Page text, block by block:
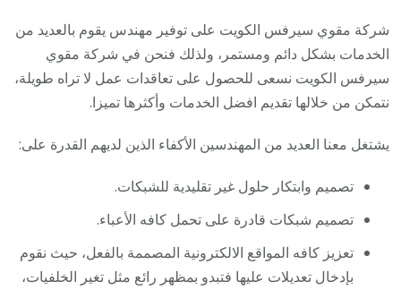
شركة مقوي سيرفس الكويت على توفير مهندس يقوم بالعديد من
الخدمات بشكل دائم ومستمر، ولذلك فنحن في شركة مقوي
سيرفس الكويت نسعى للحصول على تعاقدات عمل لا تراه طويلة،
نتمكن من خلالها تقديم افضل الخدمات وأكثرها تميزا.
يشتغل معنا العديد من المهندسين الأكفاء الذين لديهم القدرة على:
تصميم وابتكار حلول غير تقليدية للشبكات.
تصميم شبكات قادرة على تحمل كافه الأعباء.
تعزيز كافه المواقع الالكترونية المصممة بالفعل، حيث نقوم
بإدخال تعديلات عليها فتبدو بمظهر رائع مثل تغير الخلفيات،